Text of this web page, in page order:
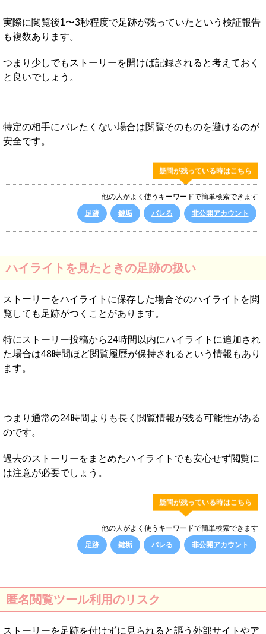
実際に閲覧後1〜3秒程度で足跡が残っていたという検証報告
も複数あります。
つまり少しでもストーリーを開けば記録されると考えておく
と良いでしょう。
特定の相手にバレたくない場合は閲覧そのものを避けるのが
安全です。
疑問が残っている時はこちら
他の人がよく使うキーワードで簡単検索できます
足跡
鍵垢 バレる 非公開アカウント
ハイライトを見たときの足跡の扱い
ストーリーをハイライトに保存した場合そのハイライトを閲
覧しても足跡がつくことがあります。
特にストーリー投稿から24時間以内にハイライトに追加され
た場合は48時間ほど閲覧履歴が保持されるという情報もあり
ます。
つまり通常の24時間よりも長く閲覧情報が残る可能性がある
のです。
過去のストーリーをまとめたハイライトでも安心せず閲覧に
は注意が必要でしょう。
疑問が残っている時はこちら
他の人がよく使うキーワードで簡単検索できます
足跡
鍵垢 バレる 非公開アカウント
匿名閲覧ツール利用のリスク
ストーリーを足跡を付けずに見られると謳う外部サイトやア